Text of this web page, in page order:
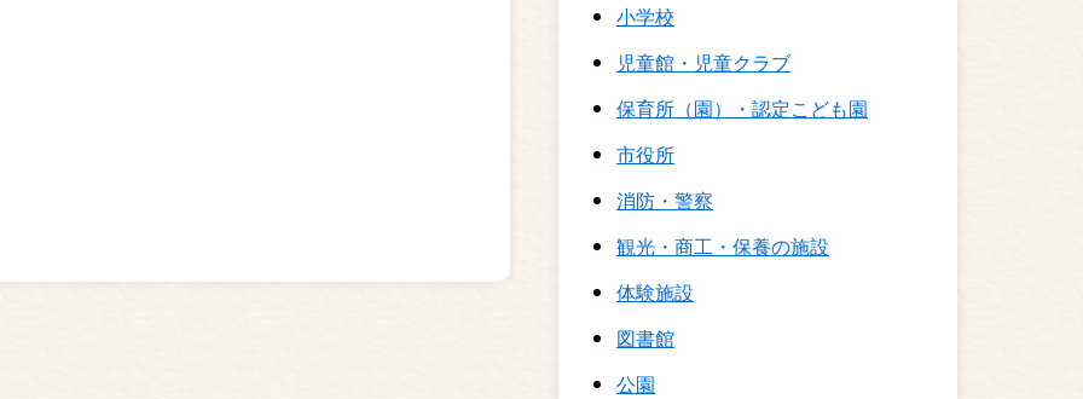
小学校
児童館・児童クラブ
保育所（園）・認定こども園
市役所
消防・警察
観光・商工・保養の施設
体験施設
図書館
公園